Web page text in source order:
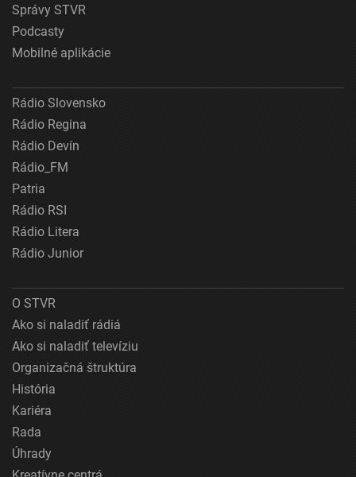
Správy STVR
Podcasty
Mobilné aplikácie
Rádio Slovensko
Rádio Regina
Rádio Devín
Rádio_FM
Patria
Rádio RSI
Rádio Litera
Rádio Junior
O STVR
Ako si naladiť rádiá
Ako si naladiť televíziu
Organizačná štruktúra
História
Kariéra
Rada
Úhrady